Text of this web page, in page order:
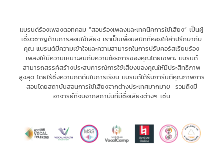
แบรนด์ร้องเพลงดอทคอม “สอนร้องเพลงและเทคนิคการใช้เสียง” เป็นผู้
เชี่ยวชาญด้านการสอนใช้เสียง เราเป็นเพื่อนสนิทที่คอยให้คำปรึกษากับ
คุณ แบรนด์มีความเข้าใจและความสามารถในการปรับคอร์สเรียนร้อง
เพลงให้มีความเหมาะสมกับความต้องการของคุณโดยเฉพาะ แบรนด์
สามารถสรรค์สร้างประสบการณ์การใช้เสียงของคุณให้มีประสิทธิภาพ
สูงสุด โดยไร้ซึ่งความกดดันในการเรียน แบรนด์ได้รับการันตีคุณภาพการ
สอนโดยสถาบันสอนการใช้เสียงจากต่างประเทศมากมาย รวมถึงมี
อาจารย์ที่จบจากสถาบันที่มีชื่อเสียงต่างๆ เช่น